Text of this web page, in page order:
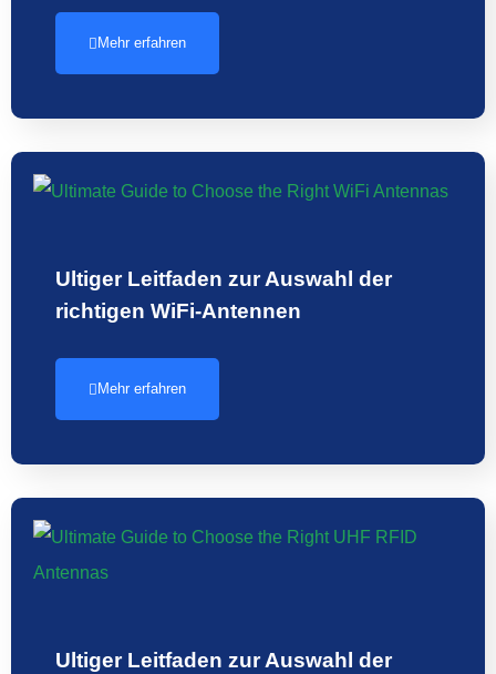
Mehr erfahren
Ultiger Leitfaden zur Auswahl der
richtigen WiFi-Antennen
Mehr erfahren
Ultiger Leitfaden zur Auswahl der